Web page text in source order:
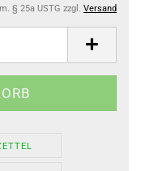
§ 25a USTG zzgl. Versand